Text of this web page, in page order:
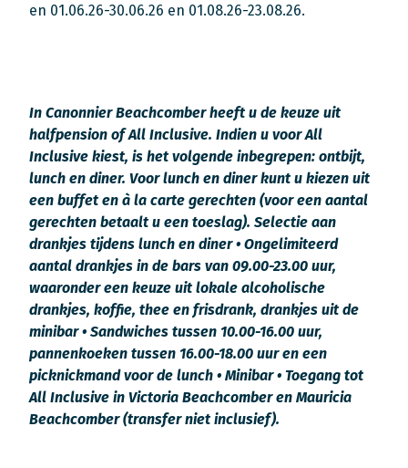
en 01.06.26-30.06.26 en 01.08.26-23.08.26.
In Canonnier Beachcomber heeft u de keuze uit
halfpension of All Inclusive. Indien u voor All
Inclusive kiest, is het volgende inbegrepen: ontbijt,
lunch en diner. Voor lunch en diner kunt u kiezen uit
een buffet en à la carte gerechten (voor een aantal
gerechten betaalt u een toeslag). Selectie aan
drankjes tijdens lunch en diner • Ongelimiteerd
aantal drankjes in de bars van 09.00-23.00 uur,
waaronder een keuze uit lokale alcoholische
drankjes, koffie, thee en frisdrank, drankjes uit de
minibar • Sandwiches tussen 10.00-16.00 uur,
pannenkoeken tussen 16.00-18.00 uur en een
picknickmand voor de lunch • Minibar • Toegang tot
All Inclusive in Victoria Beachcomber en Mauricia
Beachcomber (transfer niet inclusief).